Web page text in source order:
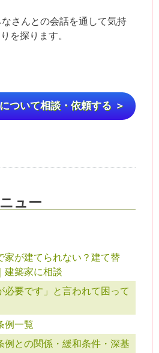
さんとの会話を通して気持
を探ります。
ついて相談・依頼する ＞
ュー
家が建てられない？建て替
建築家に相談
必要です」と言われて困って
例一覧
例との関係・緩和条件・深基